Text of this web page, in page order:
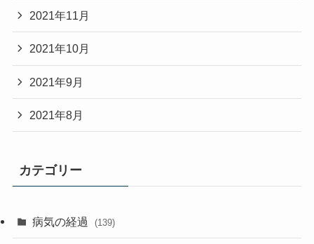
2021年11月
2021年10月
2021年9月
2021年8月
カテゴリー
病気の経過 (139)